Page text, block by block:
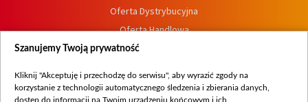
Oferta Dystrybucyjna
Oferta Handlowa
Dostępność
Procedura zgłoszeń wewnętrznych
Szanujemy Twoją prywatność
Kliknij "Akceptuję i przechodzę do serwisu", aby wyrazić zgody na
korzystanie z technologii automatycznego śledzenia i zbierania danych,
dostęp do informacji na Twoim urządzeniu końcowym i ich